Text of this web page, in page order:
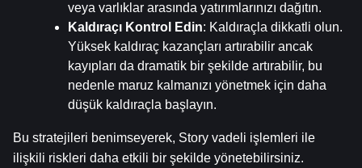
veya varlıklar arasında yatırımlarınızı dağıtın.
Kaldıraçı Kontrol Edin: Kaldıraçla dikkatli olun.
Yüksek kaldıraç kazançları artırabilir ancak
kayıpları da dramatik bir şekilde artırabilir, bu
nedenle maruz kalmanızı yönetmek için daha
düşük kaldıraçla başlayın.
Bu stratejileri benimseyerek, Story vadeli işlemleri ile
ilişkili riskleri daha etkili bir şekilde yönetebilirsiniz.